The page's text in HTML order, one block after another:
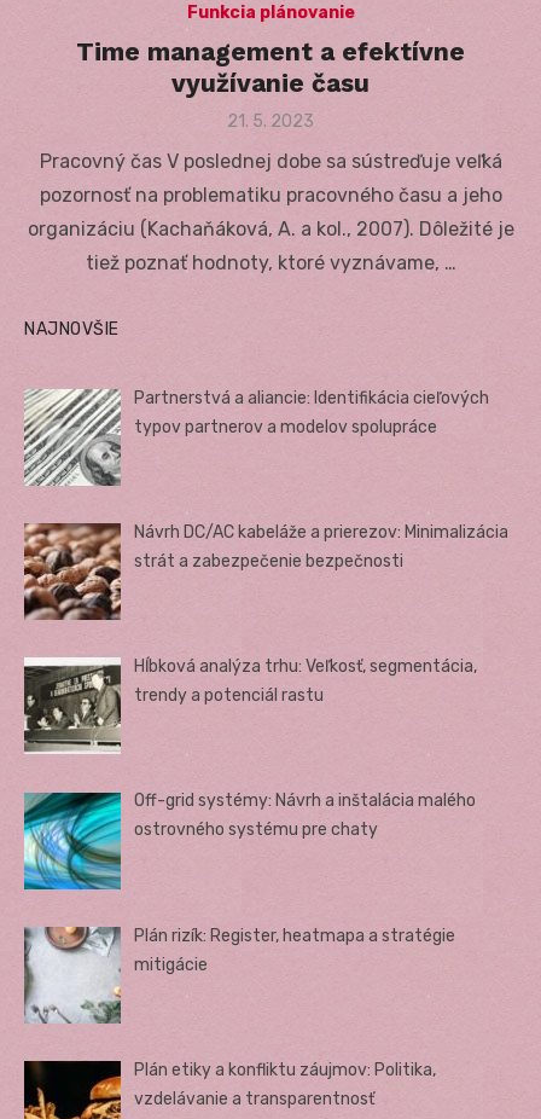
Funkcia plánovanie
Time management a efektívne
využívanie času
Posted
21. 5. 2023
Pracovný čas V poslednej dobe sa sústreďuje veľká
pozornosť na problematiku pracovného času a jeho
organizáciu (Kachaňáková, A. a kol., 2007). Dôležité je
tiež poznať hodnoty, ktoré vyznávame, …
NAJNOVŠIE
Partnerstvá a aliancie: Identifikácia cieľových
typov partnerov a modelov spolupráce
Návrh DC/AC kabeláže a prierezov: Minimalizácia
strát a zabezpečenie bezpečnosti
Hĺbková analýza trhu: Veľkosť, segmentácia,
trendy a potenciál rastu
Off-grid systémy: Návrh a inštalácia malého
ostrovného systému pre chaty
Plán rizík: Register, heatmapa a stratégie
mitigácie
Plán etiky a konfliktu záujmov: Politika,
vzdelávanie a transparentnosť